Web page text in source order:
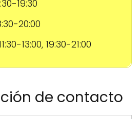
19:30
20:00
13:00, 19:30-21:00
de contacto